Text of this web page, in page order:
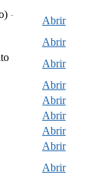
-
Abrir
Abrir
Abrir
Abrir
Abrir
Abrir
Abrir
Abrir
Abrir